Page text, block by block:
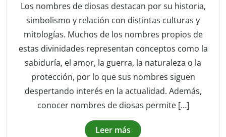
Los nombres de diosas destacan por su historia,
simbolismo y relación con distintas culturas y
mitologías. Muchos de los nombres propios de
estas divinidades representan conceptos como la
sabiduría, el amor, la guerra, la naturaleza o la
protección, por lo que sus nombres siguen
despertando interés en la actualidad. Además,
conocer nombres de diosas permite […]
Leer más